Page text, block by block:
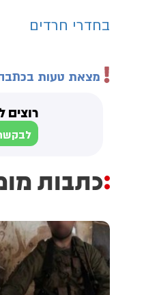
בחדרי חרדים
מצאת טעות
רוצים
כתבות